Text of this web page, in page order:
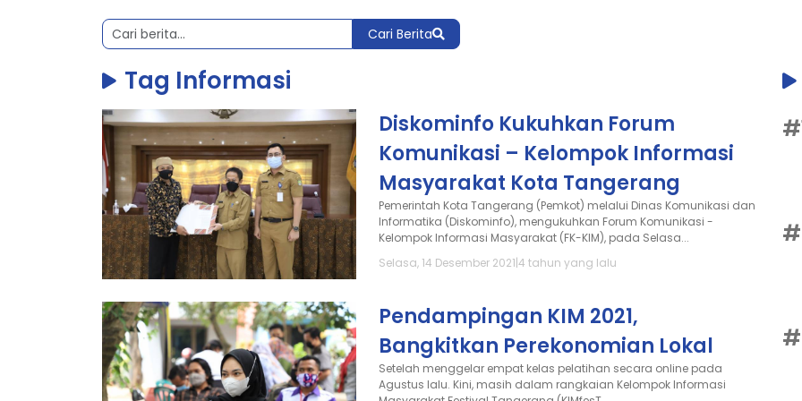
Cari Berita
Tag Informasi
Diskominfo Kukuhkan Forum
Komunikasi – Kelompok Informasi
Masyarakat Kota Tangerang
Pemerintah Kota Tangerang (Pemkot) melalui Dinas Komunikasi dan
Informatika (Diskominfo), mengukuhkan Forum Komunikasi -
Kelompok Informasi Masyarakat (FK-KIM), pada Selasa...
Selasa, 14 Desember 2021 |4 tahun yang lalu
Pendampingan KIM 2021,
Bangkitkan Perekonomian Lokal
Setelah menggelar empat kelas pelatihan secara online pada
Agustus lalu. Kini, masih dalam rangkaian Kelompok Informasi